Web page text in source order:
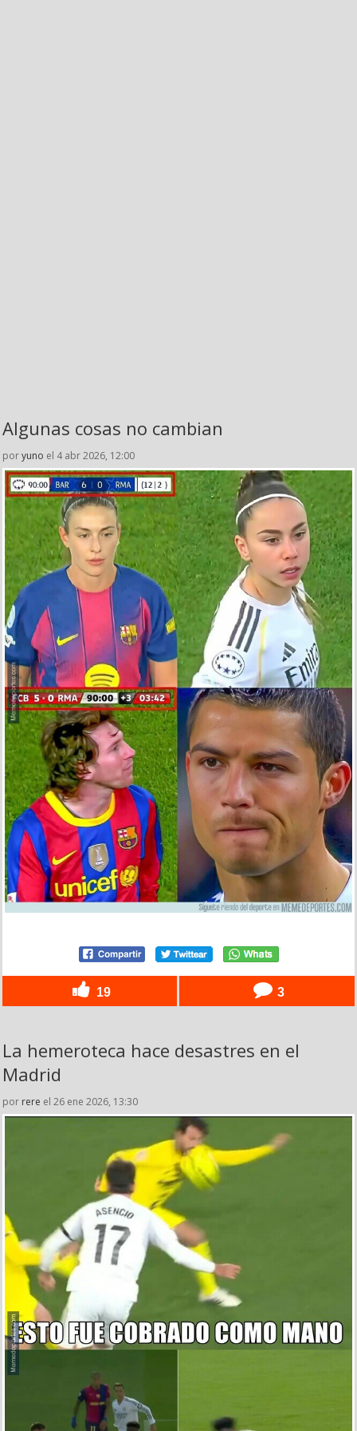
Algunas cosas no cambian
poryuno el 4 abr 2026, 12:00
19 3
La hemeroteca hace desastres en el
Madrid
por rere el 26 ene 2026, 13:30